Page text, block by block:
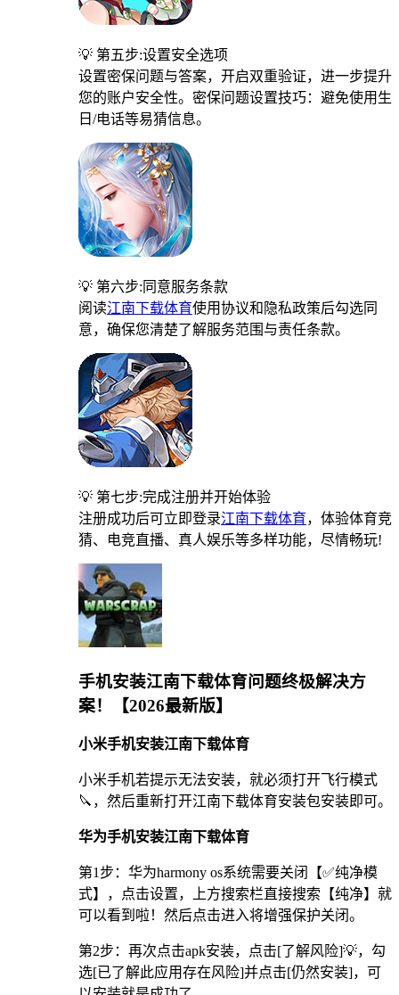
💡 第五步:设置安全选项
设置密保问题与答案，开启双重验证，进一步提升
您的账户安全性。密保问题设置技巧：避免使用生
日/电话等易猜信息。
💡 第六步:同意服务条款
阅读江南下载体育使用协议和隐私政策后勾选同
意，确保您清楚了解服务范围与责任条款。
💡 第七步:完成注册并开始体验
注册成功后可立即登录江南下载体育，体验体育竞
猜、电竞直播、真人娱乐等多样功能，尽情畅玩!
手机安装江南下载体育问题终极解决方
案！【2026最新版】
小米手机安装江南下载体育
小米手机若提示无法安装，就必须打开飞行模式
🔪，然后重新打开江南下载体育安装包安装即可。
华为手机安装江南下载体育
第1步：华为harmony os系统需要关闭【✅纯净模
式】，点击设置，上方搜索栏直接搜索【纯净】就
可以看到啦！然后点击进入将增强保护关闭。
第2步：再次点击apk安装，点击[了解风险]💡，勾
选[已了解此应用存在风险]并点击[仍然安装]，可